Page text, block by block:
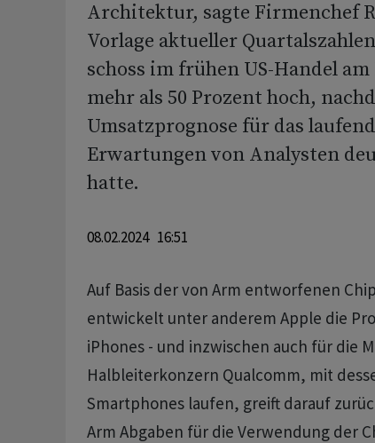
Architektur, sagte Firmenchef
Vorlage aktueller
schoss im frühen US-Handel
mehr als 50 Prozent hoch,
Umsatzprognose für das
Erwartungen von Analysten
hatte.
08.02.2024 16:51
Auf Basis der von Arm entworfenen
entwickelt unter anderem Apple die
iPhones - und inzwischen auch für die
Halbleiterkonzern Qualcomm, mit
Smartphones laufen, greift darauf
Arm Abgaben für die Verwendung der